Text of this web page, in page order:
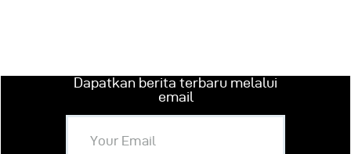
Dapatkan berita terbaru melalui
email